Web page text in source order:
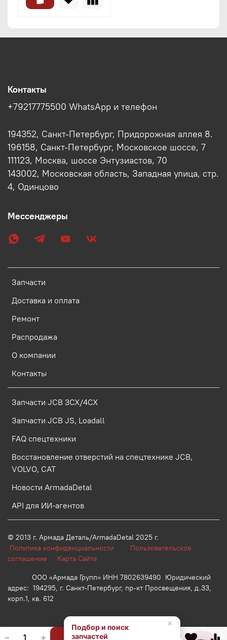
Запчасти
Доставка и оплата
Ремонт
Распродажа
О компании
Контакты
Запчасти JCB 3CX/4CX
Запчасти JCB JS, Loadall
FAQ спецтехники
Восстановление отверстий на спецтехнике JCB,
VOLVO, CAT
Новости ArmadaDetal
API для ИИ-агентов
Контакты
+79217775500 WhatsApp и телефон
194352, Санкт-Петербург, Придорожная аллея 8.
196158, Санкт-Петербург, Московское шоссе, 7
111123, Москва, шоссе Энтузиастов, 70
143002, Московская область, Западная улица, стр.
4, Одинцово
Мессенджеры
© 2013 г. Армада Деталь/ArmadaDetal 2025 г.
Политика конфиденциальности
Пользовательское
соглашение Карта Сайта
ООО «Армада Групп» ИНН 7802639490 Юридический
адрес: 194295, г. Санкт-Петербург, пр-кт Просвещения, д.33,
корп.1, кв. 612
×
Подбор и поиск
запчастей